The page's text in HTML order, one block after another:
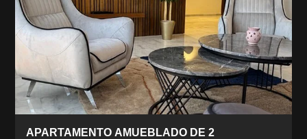
APARTAMENTO AMUEBLADO DE 2